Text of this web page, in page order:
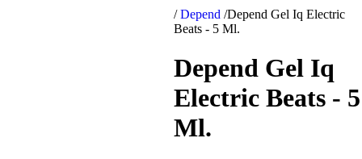
/ Depend /Depend Gel Iq Electric
Beats - 5 Ml.
Depend Gel Iq
Electric Beats - 5
Ml.